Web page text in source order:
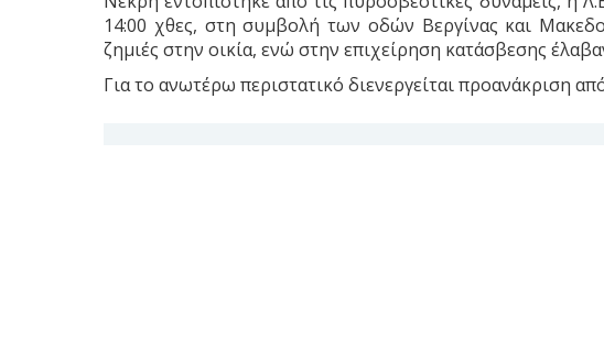
14:00 χθες, στη συμβολή των οδών Βεργίνας και
ζημιές στην οικία, ενώ στην επιχείρηση κατάσβεσης
Για το ανωτέρω περιστατικό διενεργείται προανάκριση